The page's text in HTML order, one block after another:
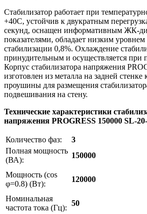
Стабилизатор работает при
+40С, устойчив к двукратным
секунд, оснащен информативным ЖК-
показателями, обладает низким
стабилизации 0,8%. Охлаждение
принудительным и осуществляется при
Корпус стабилизатора напряжения
изготовлен из металла на задней стенке
проушины для размещения
подвешивания на стену.
Технические характеристики
напряжения PROGRESS 150000 SL-
Количество фаз:
3
Полная мощность
(ВА):
150000
Мощность (cos
φ=0.8) (Вт):
120000
Номинальная
частота тока (Гц):
50